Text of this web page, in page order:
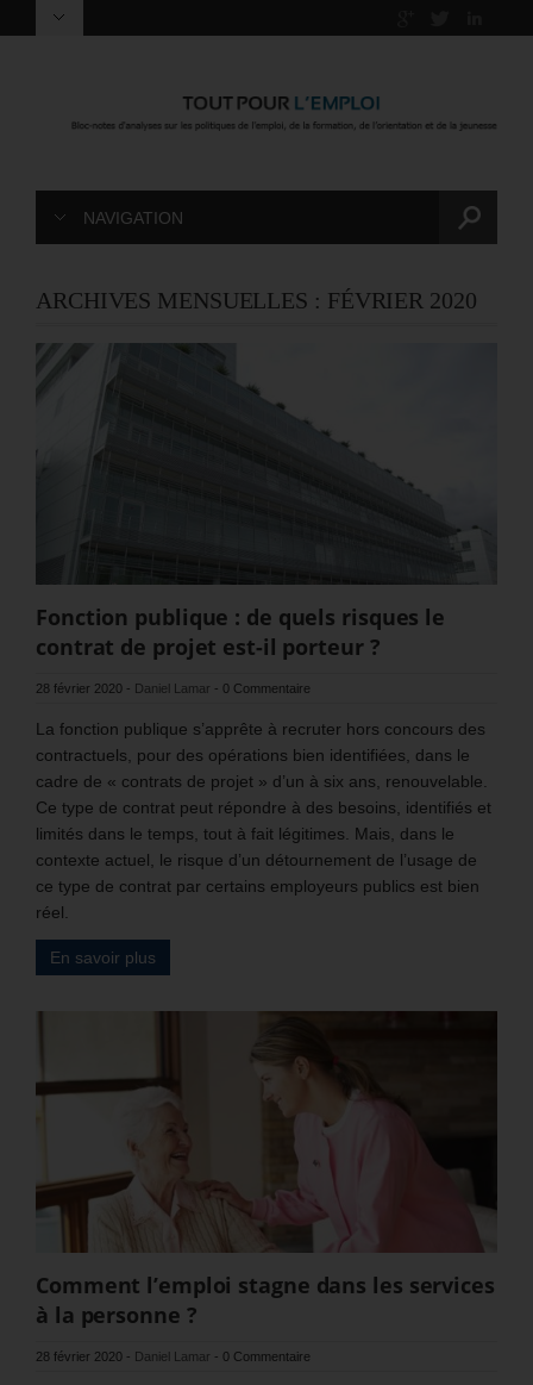
NAVIGATION
ARCHIVES MENSUELLES : FÉVRIER 2020
Fonction publique : de quels risques le
contrat de projet est-il porteur ?
28 février 2020 - Daniel Lamar - 0 Commentaire
La fonction publique s’apprête à recruter hors concours des
contractuels, pour des opérations bien identifiées, dans le
cadre de « contrats de projet » d’un à six ans, renouvelable.
Ce type de contrat peut répondre à des besoins, identifiés et
limités dans le temps, tout à fait légitimes. Mais, dans le
contexte actuel, le risque d’un détournement de l’usage de
ce type de contrat par certains employeurs publics est bien
réel.
En savoir plus
Comment l’emploi stagne dans les services
à la personne ?
28 février 2020 - Daniel Lamar - 0 Commentaire